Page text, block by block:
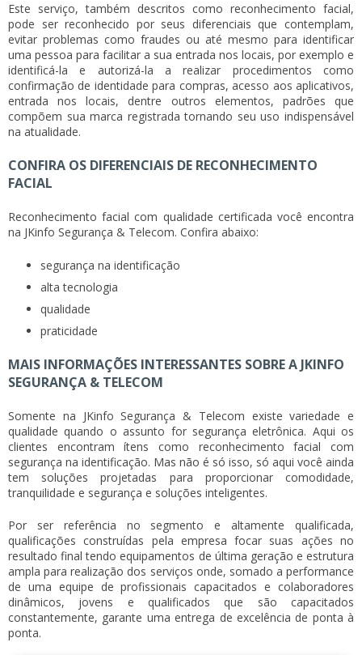
Este serviço, também descritos como reconhecimento facial,
pode ser reconhecido por seus diferenciais que contemplam,
evitar problemas como fraudes ou até mesmo para identificar
uma pessoa para facilitar a sua entrada nos locais, por exemplo e
identificá-la e autorizá-la a realizar procedimentos como
confirmação de identidade para compras, acesso aos aplicativos,
entrada nos locais, dentre outros elementos, padrões que
compõem sua marca registrada tornando seu uso indispensável
na atualidade.
CONFIRA OS DIFERENCIAIS DE RECONHECIMENTO
FACIAL
Reconhecimento facial com qualidade certificada você encontra
na JKinfo Segurança & Telecom. Confira abaixo:
segurança na identificação
alta tecnologia
qualidade
praticidade
MAIS INFORMAÇÕES INTERESSANTES SOBRE A JKINFO
SEGURANÇA & TELECOM
Somente na JKinfo Segurança & Telecom existe variedade e
qualidade quando o assunto for segurança eletrônica. Aqui os
clientes encontram ítens como reconhecimento facial com
segurança na identificação. Mas não é só isso, só aqui você ainda
tem soluções projetadas para proporcionar comodidade,
tranquilidade e segurança e soluções inteligentes.
Por ser referência no segmento e altamente qualificada,
qualificações construídas pela empresa focar suas ações no
resultado final tendo equipamentos de última geração e estrutura
ampla para realização dos serviços onde, somado a performance
de uma equipe de profissionais capacitados e colaboradores
dinâmicos, jovens e qualificados que são capacitados
constantemente, garante uma entrega de excelência de ponta à
ponta.